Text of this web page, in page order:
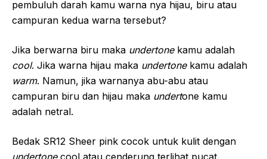
pembuluh darah kamu warna nya hijau, biru atau
campuran kedua warna tersebut?
Jika berwarna biru maka undertone kamu adalah
cool. Jika warna hijau maka undertone kamu adalah
warm. Namun, jika warnanya abu-abu atau
campuran biru dan hijau maka undertone kamu
adalah netral.
Bedak SR12 Sheer pink cocok untuk kulit dengan